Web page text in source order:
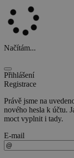
Načítám...
Přihlášení
Registrace
Právě jsme na
nového hesla k účtu.
moct vyplnit i tady.
E-mail